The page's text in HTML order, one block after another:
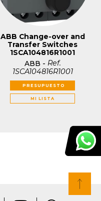
ABB Change-over and
Transfer Switches
1SCA104816R1001
ABB - Ref.
1SCA104816R1001
PRESUPUESTO
MI LISTA